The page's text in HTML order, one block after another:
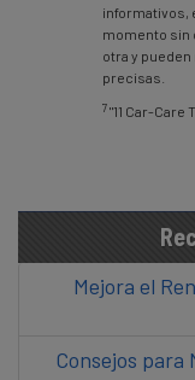
informativos,
momento sin
otra y
precisas.
7"11 Car-Care
Mejora el
Consejos para